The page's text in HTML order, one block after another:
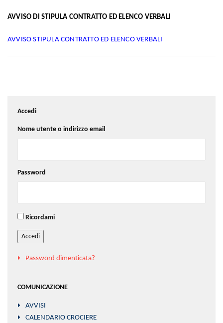
AVVISO DI STIPULA CONTRATTO ED ELENCO VERBALI
AVVISO STIPULA CONTRATTO ED ELENCO VERBALI
Accedi
Nome utente o indirizzo email
Password
Ricordami
Accedi
Password dimenticata?
COMUNICAZIONE
AVVISI
CALENDARIO CROCIERE